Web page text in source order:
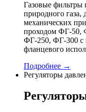
Газовые фильтры
природного газа,
механических
проходом ФГ-50,
ФГ-250, ФГ-300 с
фланцевого
Подробнее →
Регуляторы